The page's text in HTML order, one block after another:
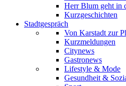
Herr Blum geht in
Kurzgeschichten
Stadtgespräch
Von Karstadt zur
Kurzmeldungen
Citynews
Gastronews
Lifestyle & Mode
Gesundheit &